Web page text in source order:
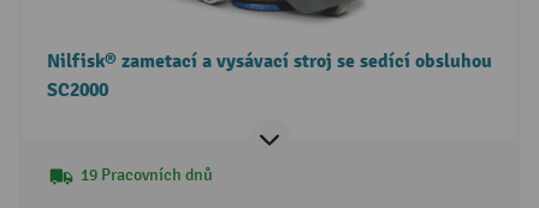
Nilfisk® zametací a vysávací stroj se sedící obsluhou
SC2000
19 Pracovních dnů